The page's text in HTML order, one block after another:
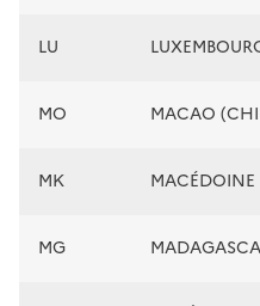
LU
MO MACAO
MK MACÉDOINE
MG